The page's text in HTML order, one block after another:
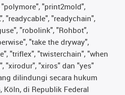
"print2mold",
"readycable", "readychain",
"robolink", "Rohbot",
"take the dryway",
"triflex", "twisterchain", "when
"xirodur", "xiros" dan "yes"
dilindungi secara hukum
Köln, di Republik Federal